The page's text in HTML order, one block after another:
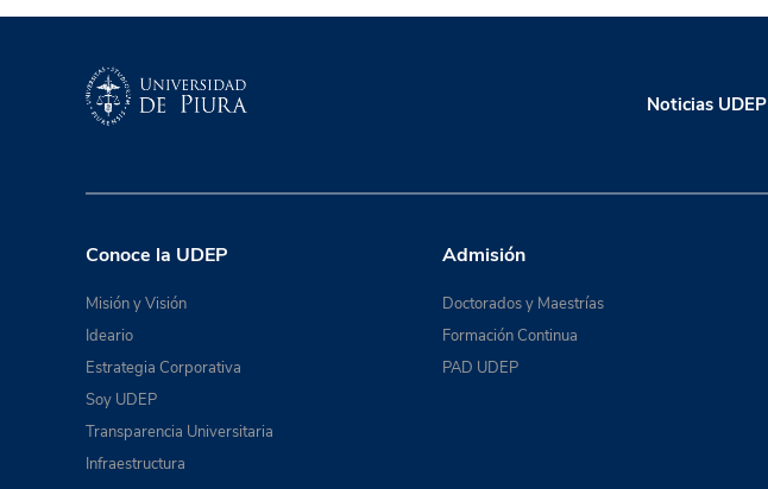
Noticias UDEP
Conoce la UDEP
Misión y Visión
Ideario
Estrategia Corporativa
Soy UDEP
Transparencia Universitaria
Infraestructura
Admisión
Doctorados y Maestrías
Formación Continua
PAD UDEP